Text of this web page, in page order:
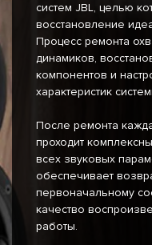
систем JBL, целью
восстановление
Процесс ремонта
динамиков,
компонентов и
характеристик
После ремонта
проходит
всех звуковых
обеспечивает
первоначальному
качество
работы.